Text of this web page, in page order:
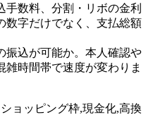
数料、分割・リボの金利
数字だけでなく、支払総額
振込が可能か。本人確認や
時間帯で速度が変わりま
ョッピング枠,現金化,高換